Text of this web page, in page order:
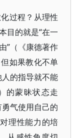
过程？从理性
目的就是“在一
”（《康德著作
如果教化不单
的指导就不能
的蒙昧状态走
气使用自己的
理性能力的培